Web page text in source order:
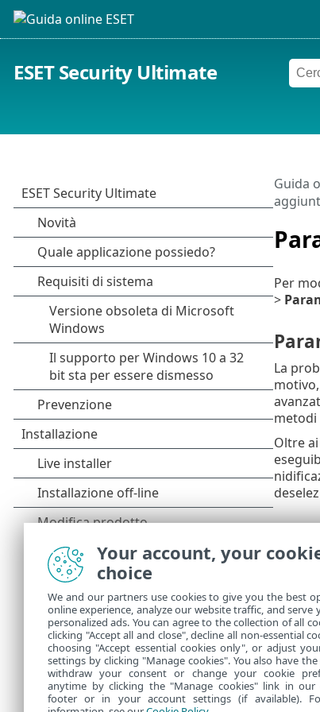
ESET Security Ultimate
Guida
Per
>
La
metodi
Oltre
scopo
Your account, your
choice
We and our partners use cookies to give you the best
online experience, analyze our website traffic, and serve
personalized ads. You can agree to the collection of all
clicking "Accept all and close", decline all non-essential
choosing "Accept essential cookies only", or adjust
settings by clicking "Manage cookies". You also have
withdraw your consent or change your cookie
anytime by clicking the "Manage cookies" link in our
footer or in your account settings (if available).